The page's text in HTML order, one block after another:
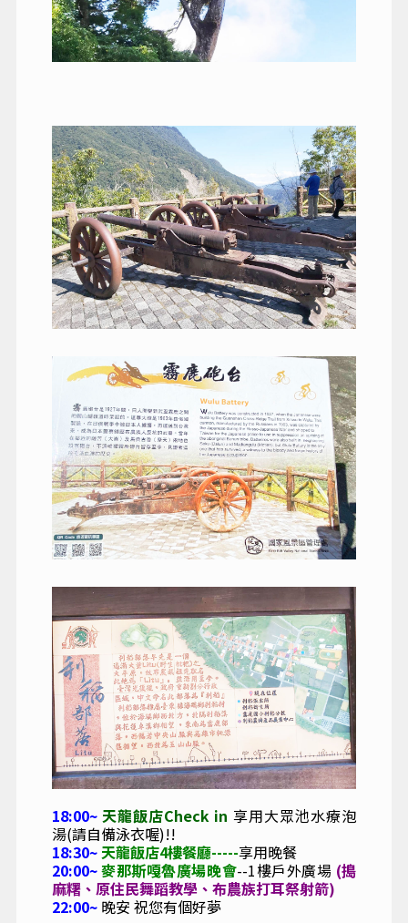
18:00~天龍飯店Check in 享用大眾池水療泡
湯(請自備泳衣喔)!!
18:30~天龍飯店4樓餐廳-----享用晚餐
20:00~麥那斯嘎魯廣場晚會--1樓戶外廣場 (搗
麻糬、原住民舞蹈教學、 布農族打耳祭射箭)
22:00~ 晚安 祝您有個好夢